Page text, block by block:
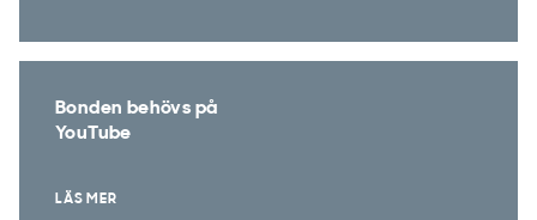
Bonden behövs på
YouTube
LÄS MER